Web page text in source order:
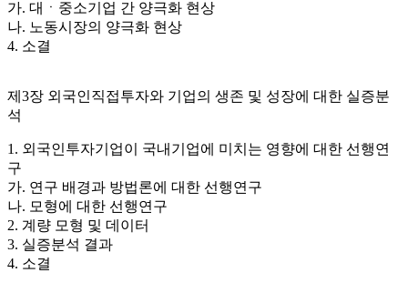
가. 대ㆍ중소기업 간 양극화 현상
나. 노동시장의 양극화 현상
4. 소결
제3장 외국인직접투자와 기업의 생존 및 성장에 대한 실증분
석
1. 외국인투자기업이 국내기업에 미치는 영향에 대한 선행연
구
가. 연구 배경과 방법론에 대한 선행연구
나. 모형에 대한 선행연구
2. 계량 모형 및 데이터
3. 실증분석 결과
4. 소결